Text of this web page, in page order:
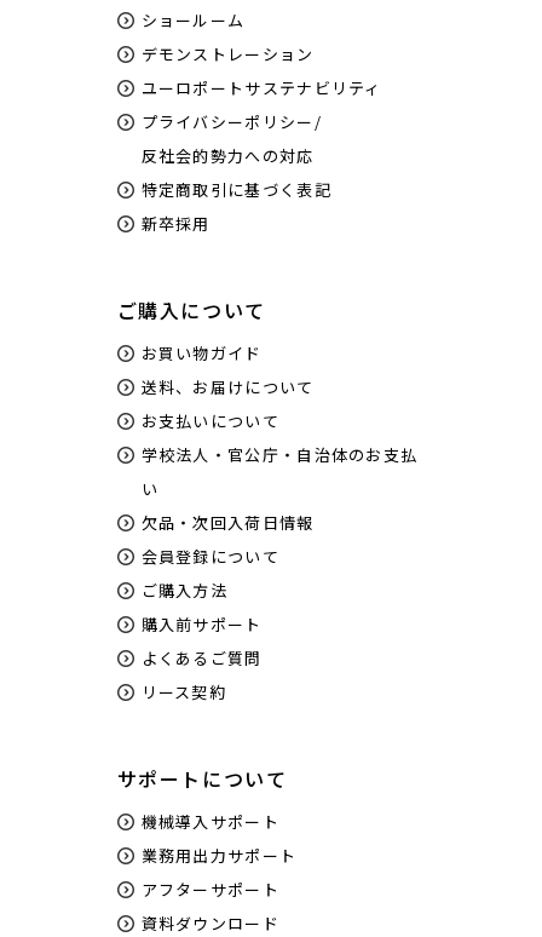
ショールーム
デモンストレーション
ユーロポートサステナビリティ
プライバシーポリシー/
反社会的勢力への対応
特定商取引に基づく表記
新卒採用
ご購入について
お買い物ガイド
送料、お届けについて
お支払いについて
学校法人・官公庁・自治体のお支払
い
欠品・次回入荷日情報
会員登録について
ご購入方法
購入前サポート
よくあるご質問
リース契約
サポートについて
機械導入サポート
業務用出力サポート
アフターサポート
資料ダウンロード